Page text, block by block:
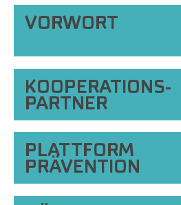
VORWORT
KOOPERATIONS-
PARTNER
PLATTFORM
PRÄVENTION